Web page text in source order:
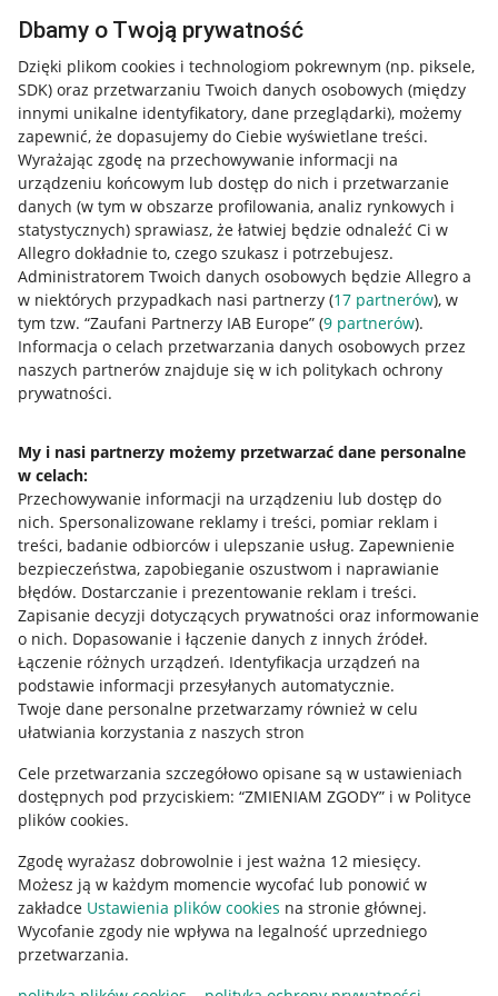
Dbamy o Twoją prywatność
Dzięki plikom cookies i technologiom pokrewnym (np. piksele,
SDK) oraz przetwarzaniu Twoich danych osobowych (między
innymi unikalne identyfikatory, dane przeglądarki), możemy
zapewnić, że dopasujemy do Ciebie wyświetlane treści.
Wyrażając zgodę na przechowywanie informacji na
urządzeniu końcowym lub dostęp do nich i przetwarzanie
danych (w tym w obszarze profilowania, analiz rynkowych i
statystycznych) sprawiasz, że łatwiej będzie odnaleźć Ci w
Allegro dokładnie to, czego szukasz i potrzebujesz.
Administratorem Twoich danych osobowych będzie Allegro a
w niektórych przypadkach nasi partnerzy (17 partnerów), w
tym tzw. “Zaufani Partnerzy IAB Europe” (9 partnerów).
Informacja o celach przetwarzania danych osobowych przez
naszych partnerów znajduje się w ich politykach ochrony
prywatności.
My i nasi partnerzy możemy przetwarzać dane personalne
w celach:
Przechowywanie informacji na urządzeniu lub dostęp do
nich. Spersonalizowane reklamy i treści, pomiar reklam i
treści, badanie odbiorców i ulepszanie usług. Zapewnienie
bezpieczeństwa, zapobieganie oszustwom i naprawianie
błędów. Dostarczanie i prezentowanie reklam i treści.
Zapisanie decyzji dotyczących prywatności oraz informowanie
o nich. Dopasowanie i łączenie danych z innych źródeł.
Łączenie różnych urządzeń. Identyfikacja urządzeń na
podstawie informacji przesyłanych automatycznie.
Twoje dane personalne przetwarzamy również w celu
ułatwiania korzystania z naszych stron
Cele przetwarzania szczegółowo opisane są w ustawieniach
dostępnych pod przyciskiem: “ZMIENIAM ZGODY” i w Polityce
plików cookies.
Zgodę wyrażasz dobrowolnie i jest ważna 12 miesięcy.
Możesz ją w każdym momencie wycofać lub ponowić w
zakładce Ustawienia plików cookies na stronie głównej.
Wycofanie zgody nie wpływa na legalność uprzedniego
przetwarzania.
Nawigacja
Przydatne informacje
Jak to działa
Allegro Gadane dla sprzedających
Allegro Gadane dla kupujących
Mapa miejscowości
Informacje prawne
Regulamin
Polityka plików "cookies"
Ustawienia plików "cookies"
Udostępnianie lokalizacji
Informacje dla Aktu o Usługach Cyfrowych
Pobierz aplikację